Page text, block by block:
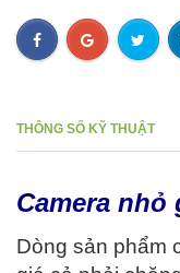
THÔNG SỐ KỸ THUẬT
Camera
Dòng sản phẩm